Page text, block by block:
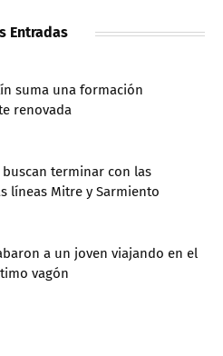
Entradas
suma una formación
renovada
buscan terminar con las
líneas Mitre y Sarmiento
a un joven viajando en el
vagón